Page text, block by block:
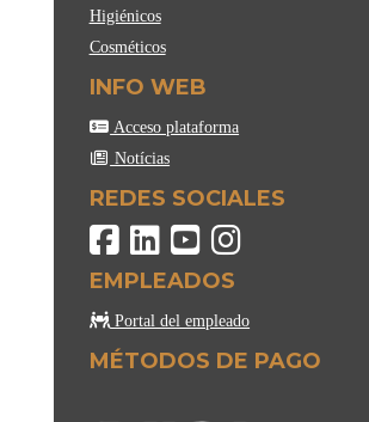
Higiénicos
Cosméticos
INFO WEB
Acceso plataforma
Notícias
REDES SOCIALES
EMPLEADOS
Portal del empleado
MÉTODOS DE PAGO